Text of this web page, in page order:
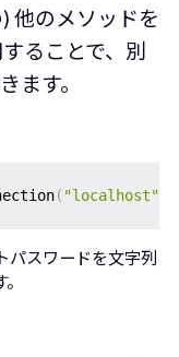
他のメソッドを
ることで、別
ます。
( "localhost"
パスワードを文字列